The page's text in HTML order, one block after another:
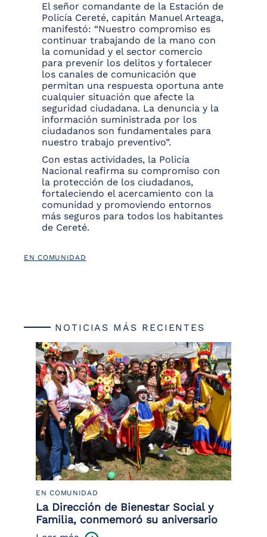
El señor comandante de la Estación de
Policía Cereté, capitán Manuel Arteaga,
manifestó: “Nuestro compromiso es
continuar trabajando de la mano con
la comunidad y el sector comercio
para prevenir los delitos y fortalecer
los canales de comunicación que
permitan una respuesta oportuna ante
cualquier situación que afecte la
seguridad ciudadana. La denuncia y la
información suministrada por los
ciudadanos son fundamentales para
nuestro trabajo preventivo”.
Con estas actividades, la Policía
Nacional reafirma su compromiso con
la protección de los ciudadanos,
fortaleciendo el acercamiento con la
comunidad y promoviendo entornos
más seguros para todos los habitantes
de Cereté.
EN COMUNIDAD
NOTICIAS MÁS RECIENTES
EN COMUNIDAD
La Dirección de Bienestar Social y
Familia, conmemoró su aniversario